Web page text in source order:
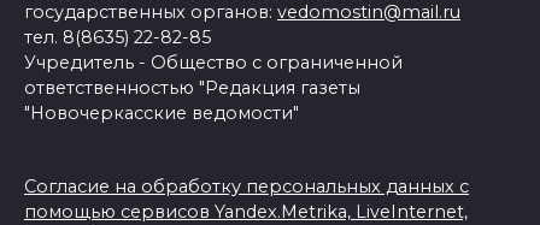
государственных органов: vedomostin@mail.ru
тел. 8(8635) 22-82-85
Учредитель - Общество с ограниченной
ответственностью "Редакция газеты
"Новочеркасские ведомости"
Согласие на обработку персональных данных с
помощью сервисов Yandex.Metrika, LiveInternet,